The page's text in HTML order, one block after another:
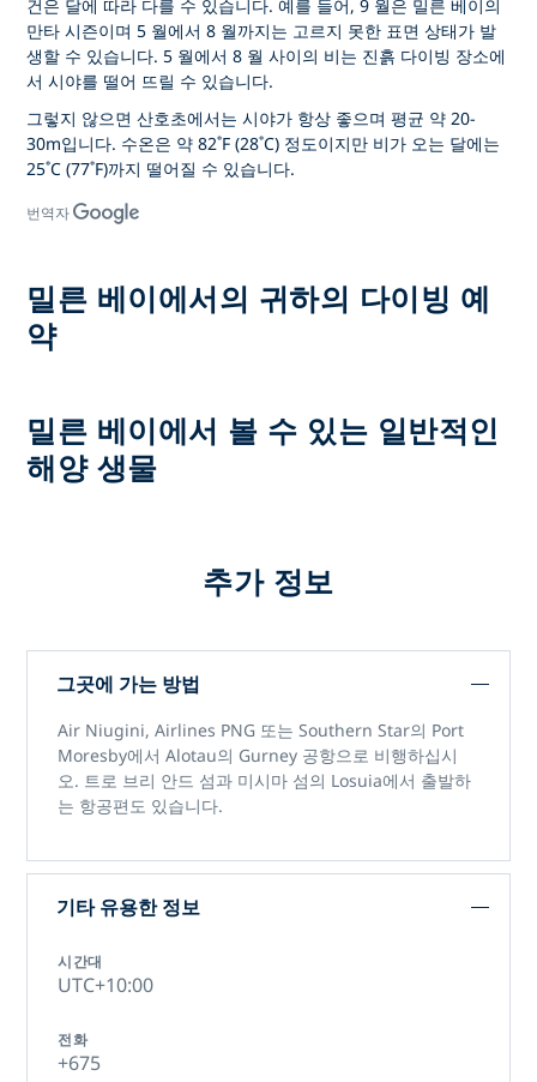
건은 달에 따라 다를 수 있습니다. 예를 들어, 9 월은 밀른 베이의
만타 시즌이며 5 월에서 8 월까지는 고르지 못한 표면 상태가 발
생할 수 있습니다. 5 월에서 8 월 사이의 비는 진흙 다이빙 장소에
서 시야를 떨어 뜨릴 수 있습니다.
그렇지 않으면 산호초에서는 시야가 항상 좋으며 평균 약 20-
30m입니다. 수온은 약 82˚F (28˚C) 정도이지만 비가 오는 달에는
25˚C (77˚F)까지 떨어질 수 있습니다.
번역자
밀른 베이에서의 귀하의 다이빙 예
약
밀른 베이에서 볼 수 있는 일반적인
해양 생물
추가 정보
그곳에 가는 방법
Air Niugini, Airlines PNG 또는 Southern Star의 Port
Moresby에서 Alotau의 Gurney 공항으로 비행하십시
오. 트로 브리 안드 섬과 미시마 섬의 Losuia에서 출발하
는 항공편도 있습니다.
기타 유용한 정보
시간대
UTC+10:00
전화
+675